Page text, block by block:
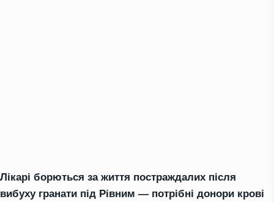
Лікарі борються за життя постраждалих після
вибуху гранати під Рівним — потрібні донори крові